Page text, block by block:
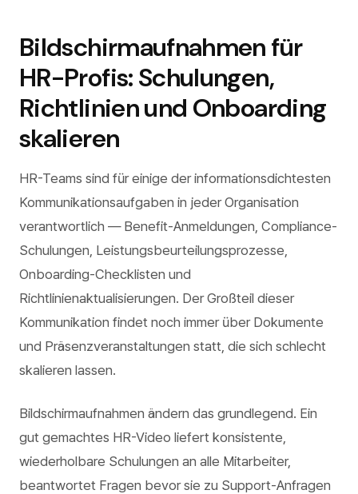
Bildschirmaufnahmen für
HR-Profis: Schulungen,
Richtlinien und Onboarding
skalieren
HR-Teams sind für einige der informationsdichtesten
Kommunikationsaufgaben in jeder Organisation
verantwortlich — Benefit-Anmeldungen, Compliance-
Schulungen, Leistungsbeurteilungsprozesse,
Onboarding-Checklisten und
Richtlinienaktualisierungen. Der Großteil dieser
Kommunikation findet noch immer über Dokumente
und Präsenzveranstaltungen statt, die sich schlecht
skalieren lassen.
Bildschirmaufnahmen ändern das grundlegend. Ein
gut gemachtes HR-Video liefert konsistente,
wiederholbare Schulungen an alle Mitarbeiter,
beantwortet Fragen bevor sie zu Support-Anfragen